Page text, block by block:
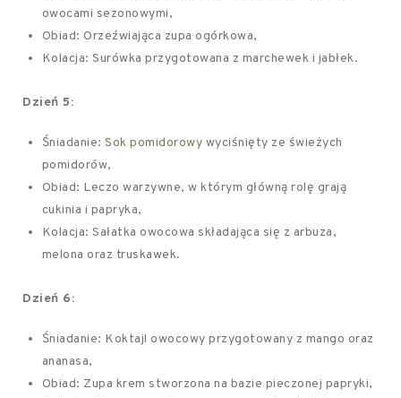
owocami sezonowymi,
Obiad: Orzeźwiająca zupa ogórkowa,
Kolacja: Surówka przygotowana z marchewek i jabłek.
Dzień 5:
Śniadanie:Sok pomidorowy wyciśnięty ze świeżych
pomidorów,
Obiad: Leczo warzywne, w którym główną rolę grają
cukinia i papryka,
Kolacja: Sałatka owocowa składająca się z arbuza,
melona oraz truskawek.
Dzień 6:
Śniadanie: Koktajl owocowy przygotowany z mango oraz
ananasa,
Obiad: Zupa krem stworzona na bazie pieczonej papryki,